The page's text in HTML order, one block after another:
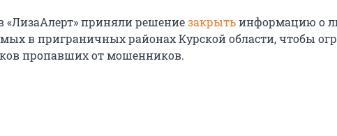
«ЛизаАлерт» приняли решениезакрытьинформацию о
в приграничных районах Курской области, чтобы
пропавших от мошенников.